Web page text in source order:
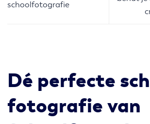
schoolfotografie
Dé perfecte
fotografie van